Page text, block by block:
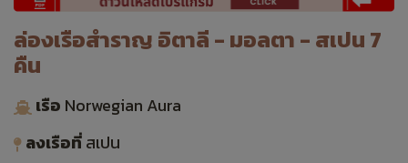
ล่องเรือสำราญ อิตาลี - มอลตา - สเปน 7
คืน
เรือ Norwegian Aura
ลงเรือที่สเปน